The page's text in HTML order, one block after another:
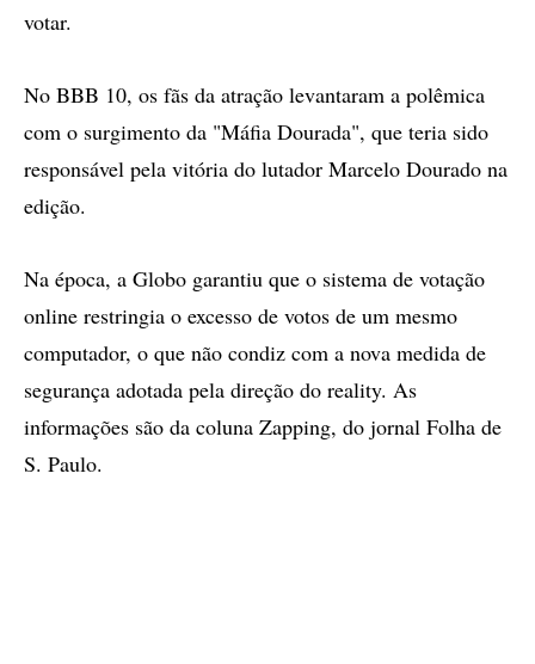
votar.
No BBB 10, os fãs da atração levantaram a polêmica
com o surgimento da "Máfia Dourada", que teria sido
responsável pela vitória do lutador Marcelo Dourado na
edição.
Na época, a Globo garantiu que o sistema de votação
online restringia o excesso de votos de um mesmo
computador, o que não condiz com a nova medida de
segurança adotada pela direção do reality. As
informações são da coluna Zapping, do jornal Folha de
S. Paulo.